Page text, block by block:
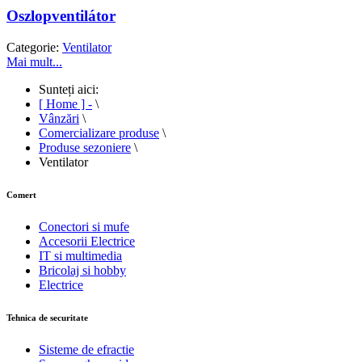
Oszlopventilátor
Categorie: Ventilator
Mai mult...
Sunteți aici:
[ Home ] - \
Vânzări \
Comercializare produse \
Produse sezoniere \
Ventilator
Comert
Conectori si mufe
Accesorii Electrice
IT si multimedia
Bricolaj si hobby
Electrice
Tehnica de securitate
Sisteme de efractie